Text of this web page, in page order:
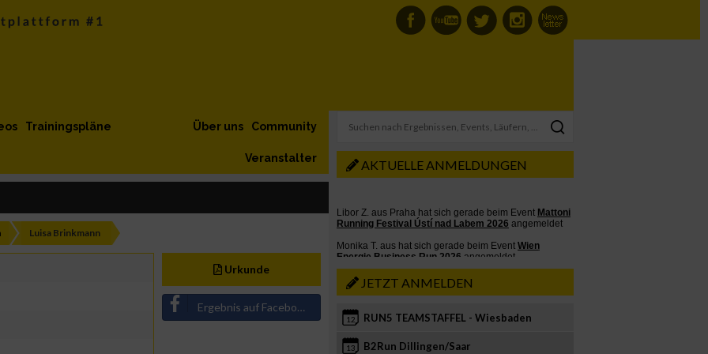
Trainingspläne Community
Über uns
Veranstalter
Luisa Brinkmann
Urkunde
Ergebnis auf Facebook teilen
AKTUELLE ANMELDUNGEN
JETZT ANMELDEN
12 RUN5 TEAMSTAFFEL - Wiesbaden
13 B2Run Dillingen/Saar